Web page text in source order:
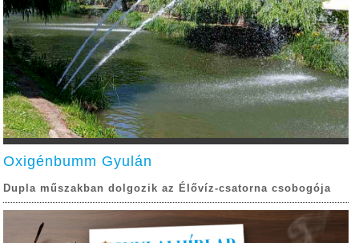
Oxigénbumm Gyulán
Dupla műszakban dolgozik az Élővíz-csatorna csobogója